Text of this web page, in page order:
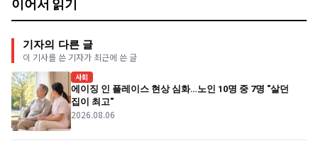
이어서 읽기
기자의 다른 글
이 기사를 쓴 기자가 최근에 쓴 글
사회
에이징 인 플레이스 현상 심화…노인 10명 중 7명 "살던
집이 최고"
2026.08.06